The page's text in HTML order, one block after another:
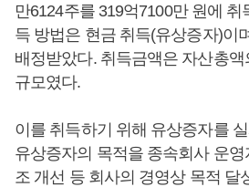
만6124주를 319억7100만 원에 취
득 방법은 현금 취득(유상증자)이
배정받았다. 취득금액은 자산총
규모였다.
이를 취득하기 위해 유상증자를
유상증자의 목적을 종속회사 운
조 개선 등 회사의 경영상 목적 달